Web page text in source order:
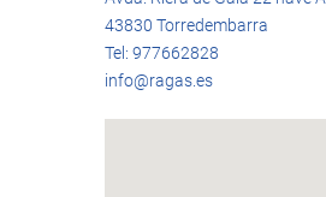
43830 Torredembarra
Tel: 977662828
info@ragas.es